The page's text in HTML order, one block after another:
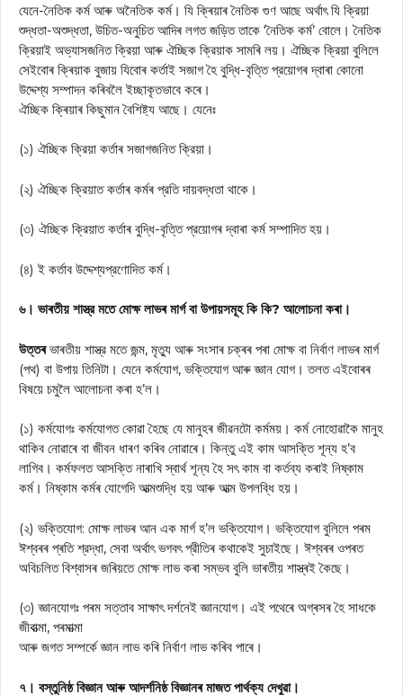
যেনে-নৈতিক কর্ম আৰু অনৈতিক কর্ম। যি ক্ৰিয়াৰ নৈতিক গুণ আছে অর্থাৎ যি ক্রিয়া
শুদ্ধতা-অশুদ্ধতা, উচিত-অনুচিত আদিৰ লগত জড়িত তাকে ‘নৈতিক কর্ম’ বোলে। নৈতিক
ক্রিয়াই অভ্যাসজনিত ক্রিয়া আৰু ঐচ্ছিক ক্রিয়াক সামৰি লয়। ঐচ্ছিক ক্রিয়া বুলিলে
সেইবোৰ ক্ৰিয়াক বুজায় যিবোৰ কৰ্তাই সজাগ হৈ বুদ্ধি-বৃত্তি প্রয়োগৰ দ্বাৰা কোনো
উদ্দেশ্য সম্পাদন কৰিবলৈ ইচ্ছাকৃতভাবে কৰে।
ঐচ্ছিক ক্ৰিয়াৰ কিছুমান বৈশিষ্ট্য আছে। যেনেঃ
(১) ঐচ্ছিক ক্রিয়া কর্তাৰ সজাগজনিত ক্রিয়া।
(২) ঐচ্ছিক ক্রিয়াত কৰ্তাৰ কৰ্মৰ প্রতি দায়বদ্ধতা থাকে।
(৩) ঐচ্ছিক ক্রিয়াত কর্তাৰ বুদ্ধি-বৃত্তি প্রয়োগৰ দ্বাৰা কৰ্ম সম্পাদিত হয়।
(৪) ই কর্তাব উদ্দেশ্যপ্রণোদিত কর্ম।
৬। ভাৰতীয় শাস্ত্র মতে মোক্ষ লাভৰ মাৰ্গ বা উপায়সমূহ কি কি? আলোচনা কৰা।
উত্তৰভাৰতীয় শাস্ত্র মতে জন্ম, মৃত্যু আৰু সংসাৰ চক্ৰৰ পৰা মোক্ষ বা নির্বাণ লাভৰ মার্গ
(পথ) বা উপায় তিনিটা। যেনে কর্মযোগ, ভক্তিযোগ আৰু জ্ঞান যোগ। তলত এইবোৰৰ
বিষয়ে চমুলৈ আলোচনা কৰা হ’ল।
(১) কর্মযোগঃ কর্মযোগত কোৱা হৈছে যে মানুহৰ জীৱনটো কর্মময়। কর্ম নোহোৱাকৈ মানুহ
থাকিব নোৱাৰে বা জীবন ধাৰণ কৰিব নোৱাৰে। কিন্তু এই কাম আসক্তি শূন্য হ’ব
লাগিব। কর্মফলত আসক্তি নাৰাখি স্বার্থ শূন্য হৈ সৎ কাম বা কর্তব্য কৰাই নিষ্কাম
কর্ম। নিষ্কাম কর্মৰ যোগেদি আত্মশুদ্ধি হয় আৰু আত্ম উপলব্ধি হয়।
(২) ভক্তিযোগ: মোক্ষ লাভৰ আন এক মার্গ হ’ল ভক্তিযোগ। ভক্তিযোগ বুলিলে পৰম
ঈশ্বৰৰ প্ৰতি শ্রদ্ধা, সেবা অর্থাৎ ভগবৎ প্রীতিৰ কথাকেই সুচাইছে। ঈশ্বৰৰ ওপৰত
অবিচলিত বিশ্বাসৰ জৰিয়তে মোক্ষ লাভ কৰা সম্ভব বুলি ভাৰতীয় শাস্ত্ৰই কৈছে।
(৩) জ্ঞানযোগঃ পৰম সত্তাব সাক্ষাৎ দর্শনেই জ্ঞানযোগ। এই পথেৰে অগ্ৰসৰ হৈ সাধকে
জীবাত্মা, পৰমাত্মা
আৰু জগত সম্পর্কে জ্ঞান লাভ কৰি নির্বাণ লাভ কৰিব পাৰে।
৭। বস্তুনিষ্ঠ বিজ্ঞান আৰু আদর্শনিষ্ঠ বিজ্ঞানৰ মাজত পাৰ্থক্য দেখুৱা।